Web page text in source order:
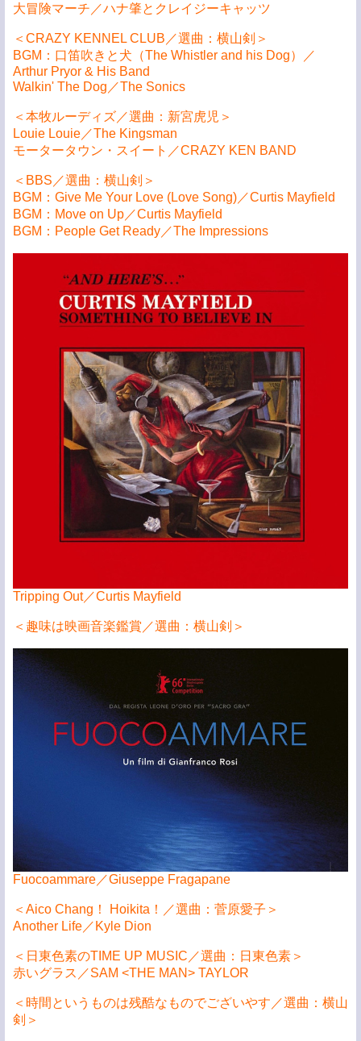
大冒険マーチ／ハナ肇とクレイジーキャッツ
＜CRAZY KENNEL CLUB／選曲：横山剣＞
BGM：口笛吹きと犬（The Whistler and his Dog）／
Arthur Pryor & His Band
Walkin' The Dog／The Sonics
＜本牧ルーディズ／選曲：新宮虎児＞
Louie Louie／The Kingsman
モータータウン・スイート／CRAZY KEN BAND
＜BBS／選曲：横山剣＞
BGM：Give Me Your Love (Love Song)／Curtis Mayfield
BGM：Move on Up／Curtis Mayfield
BGM：People Get Ready／The Impressions
Tripping Out／Curtis Mayfield
＜趣味は映画音楽鑑賞／選曲：横山剣＞
Fuocoammare／Giuseppe Fragapane
＜Aico Chang！ Hoikita！／選曲：菅原愛子＞
Another Life／Kyle Dion
＜日東色素のTIME UP MUSIC／選曲：日東色素＞
赤いグラス／SAM <THE MAN> TAYLOR
＜時間というものは残酷なものでございやす／選曲：横山
剣＞